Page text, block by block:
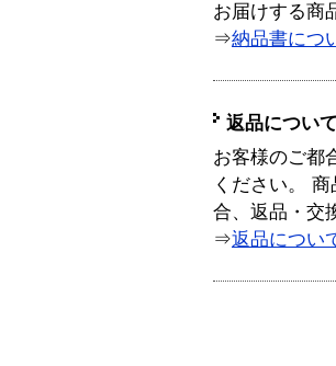
お届けする商
⇒納品書につ
返品について
お客様のご都
ください。
合、返品・交
⇒返品につい